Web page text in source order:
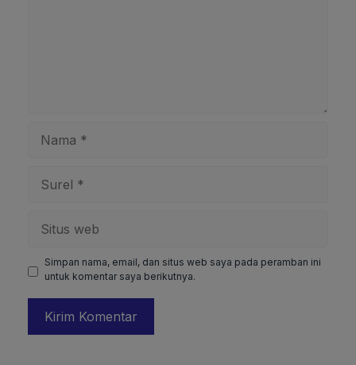
web
Simpan nama, email, dan situs web saya pada peramban ini
untuk komentar saya berikutnya.